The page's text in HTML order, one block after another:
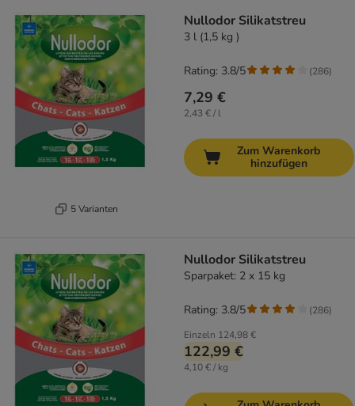
5 Varianten
Nullodor Silikatstreu
3 l (1,5 kg )
7,29 €
2,43 € / l
Rating: 3.8/5 (286)
Zum Warenkorb
hinzufügen
Nullodor Silikatstreu
Sparpaket: 2 x 15 kg
Einzeln 124,98 €
122,99 €
4,10 € / kg
Rating: 3.8/5 (286)